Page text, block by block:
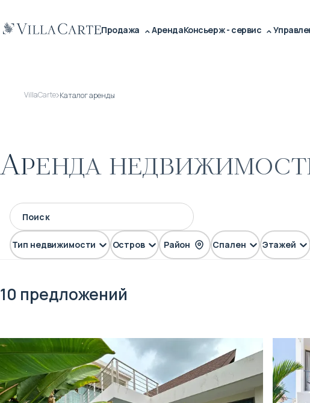
Продажа АрендаКонсьерж - сервис
VillaCarte Каталог аренды
Аренда
Тип недвижимости Остров Район Спален Этажей
10 предложений